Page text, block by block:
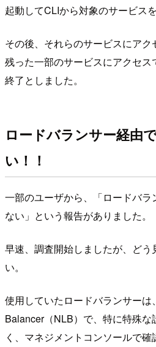
起動してCLIから対象のサービス
その後、それらのサービスにアク
残った一部のサービスにアクセ
終了としました。
ロードバランサー経由
い！！
一部のユーザから、「ロードバラ
ない」という報告がありました。
早速、調査開始しましたが、ど
い。
使用していたロードバランサーは
Balancer（NLB）で、特に特殊
く、マネジメントコンソールで